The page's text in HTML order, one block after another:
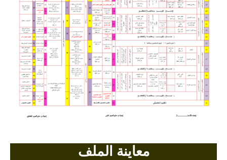
دفاتر استاذ التعليم الابتدائي
المسابقات المهنية
البحوث الجاهزة
بحوث اللغة العربية
بحوث الرياضيات
بحوث الفيزياء و الكيمياءمعاينة الملف